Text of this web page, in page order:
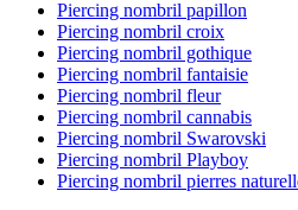
Piercing nombril papillon
Piercing nombril croix
Piercing nombril gothique
Piercing nombril fantaisie
Piercing nombril fleur
Piercing nombril cannabis
Piercing nombril Swarovski
Piercing nombril Playboy
Piercing nombril pierres